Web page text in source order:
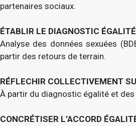
partenaires sociaux.
ÉTABLIR LE DIAGNOSTIC
Analyse des données sexuées
partir des retours de terrain.
RÉFLECHIR COLLECTIVEMENT
À partir du diagnostic égalité et
CONCRÉTISER L’ACCORD